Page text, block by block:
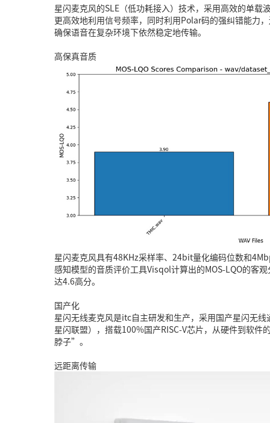
星闪麦克风的SLE（低功耗接入）技术，采用高效的单载
更高效地利用信号频率，同时利用Polar码的强纠错能力
确保语音在复杂环境下依然稳定地传输。
高保真音质
星闪麦克风具有48KHz采样率、24bit量化编码位数和
感知模型的音质评价工具Visqol计算出的MOS-LQO的客
达4.6高分。
国产化
星闪无线麦克风是itc自主研发和生产，采用国产星闪无
星闪联盟），搭载100%国产RISC-V芯片，从硬件到软
脖子”。
远距离传输